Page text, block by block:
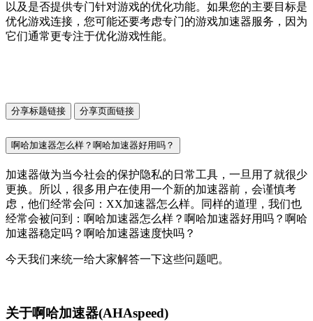
以及是否提供专门针对游戏的优化功能。如果您的主要目标是
优化游戏连接，您可能还要考虑专门的游戏加速器服务，因为
它们通常更专注于优化游戏性能。
分享标题链接 分享页面链接
啊哈加速器怎么样？啊哈加速器好用吗？
加速器做为当今社会的保护隐私的日常工具，一旦用了就很少
更换。所以，很多用户在使用一个新的加速器前，会谨慎考
虑，他们经常会问：XX加速器怎么样。同样的道理，我们也
经常会被问到：啊哈加速器怎么样？啊哈加速器好用吗？啊哈
加速器稳定吗？啊哈加速器速度快吗？
今天我们来统一给大家解答一下这些问题吧。
关于啊哈加速器(AHAspeed)